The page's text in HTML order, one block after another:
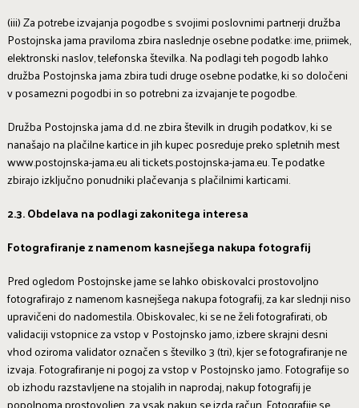
(iii) Za potrebe izvajanja pogodbe s svojimi poslovnimi partnerji družba
Postojnska jama praviloma zbira naslednje osebne podatke: ime, priimek,
elektronski naslov, telefonska številka. Na podlagi teh pogodb lahko
družba Postojnska jama zbira tudi druge osebne podatke, ki so določeni
v posamezni pogodbi in so potrebni za izvajanje te pogodbe.
Družba Postojnska jama d.d. ne zbira številk in drugih podatkov, ki se
nanašajo na plačilne kartice in jih kupec posreduje preko spletnih mest
www.postojnska-jama.eu ali tickets.postojnska-jama.eu. Te podatke
zbirajo izključno ponudniki plačevanja s plačilnimi karticami.
2.3. Obdelava na podlagi zakonitega interesa
Fotografiranje z namenom kasnejšega nakupa fotografij
Pred ogledom Postojnske jame se lahko obiskovalci prostovoljno
fotografirajo z namenom kasnejšega nakupa fotografij, za kar slednji niso
upravičeni do nadomestila. Obiskovalec, ki se ne želi fotografirati, ob
validaciji vstopnice za vstop v Postojnsko jamo, izbere skrajni desni
vhod oziroma validator označen s številko 3 (tri), kjer se fotografiranje ne
izvaja. Fotografiranje ni pogoj za vstop v Postojnsko jamo. Fotografije so
ob izhodu razstavljene na stojalih in naprodaj, nakup fotografij je